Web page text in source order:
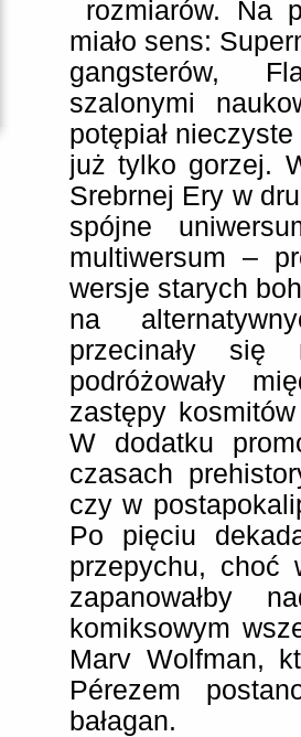
rozmiarów. Na
miało sens:
gangsterów,
szalonymi
potępiał
już tylko gorzej.
Srebrnej Ery w
spójne
multiwersum –
wersje starych
na
przecinały się
podróżowały
zastępy
W dodatku
czasach
czy w
Po pięciu
przepychu, choć
zapanowałby
komiksowym
Marv Wolfman,
Pérezem
bałagan.